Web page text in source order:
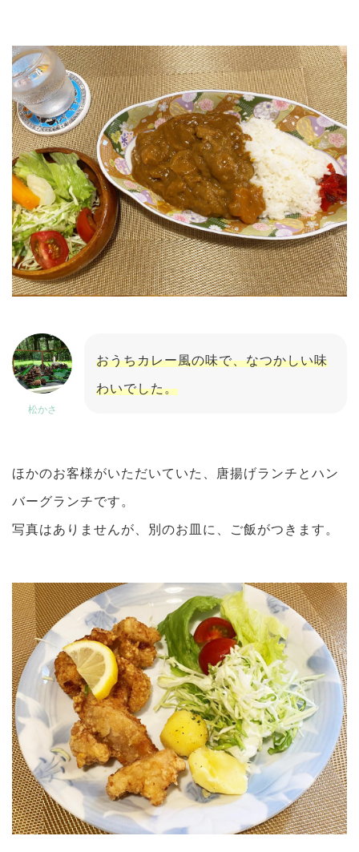
松かさ
おうちカレー風の味で、なつかしい味
わいでした。
ほかのお客様がいただいていた、唐揚げランチとハン
バーグランチです。
写真はありませんが、別のお皿に、ご飯がつきます。